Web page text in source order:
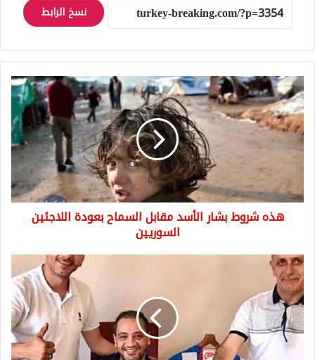
نسخ الرابط
هذه
شروط
بشار
الأسد
مقابل
السماح
اللاجئين
السوريين
هذه شروط بشار الأسد مقابل السماح بعودة اللاجئين
السوريين
مفاجئة
في
كرة
القدم
التركية
بطلها
رجل